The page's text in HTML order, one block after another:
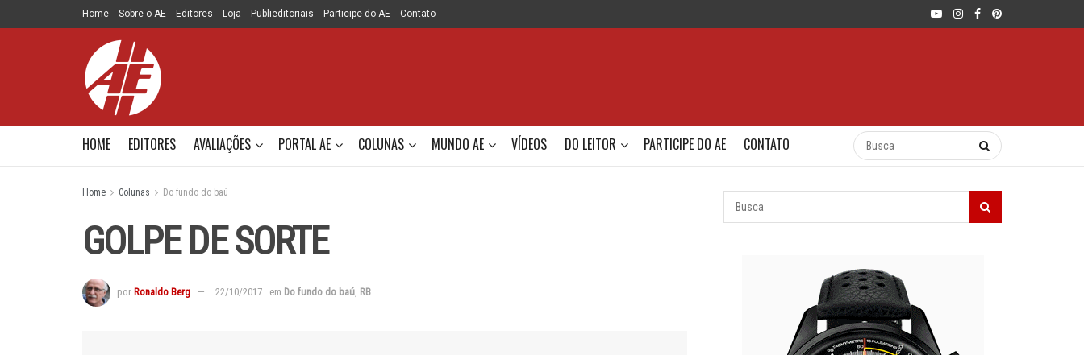
Home Sobre o AE Editores Loja Publieditoriais Participe do AE Contato
HOME EDITORES AVALIAÇÕES PORTAL AE COLUNAS MUNDO AE VÍDEOS DO LEITOR PARTICIPE DO AE CONTATO
Home Colunas Do fundo do baú
GOLPE DE SORTE
por Ronaldo Berg 22/10/2017 em Do fundo do baú, RB